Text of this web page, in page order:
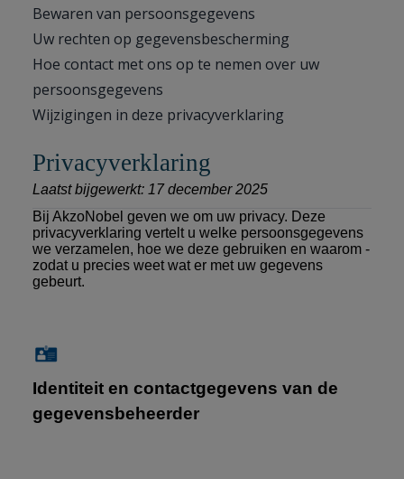
Bewaren van persoonsgegevens
Uw rechten op gegevensbescherming
Hoe contact met ons op te nemen over uw
persoonsgegevens
Wijzigingen in deze privacyverklaring
Privacyverklaring
Laatst bijgewerkt: 17 december 2025
Bij AkzoNobel geven we om uw privacy. Deze
privacyverklaring vertelt u welke persoonsgegevens
we verzamelen, hoe we deze gebruiken en waarom -
zodat u precies weet wat er met uw gegevens
gebeurt.
Identiteit en contactgegevens van de
gegevensbeheerder